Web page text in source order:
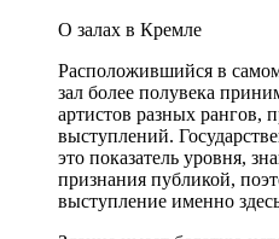
О залах в Кремле
Расположившийся в
зал более полувека
артистов разных рангов,
выступлений.
это показатель уровня,
признания публикой,
выступление именно